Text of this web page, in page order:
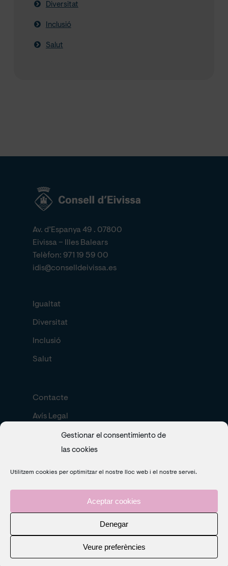
Gestionar el consentimiento de
las cookies
Utilitzem cookies per optimitzar el nostre lloc web i el nostre servei.
Aceptar cookies
Denegar
Veure preferències
Diversitat
Inclusió
Salut
Av. d’Espanya 49 . 07800
Eivissa – Illes Balears
Telèfon: 971 19 59 00
idis@conselldeivissa.es
Igualtat
Diversitat
Inclusió
Salut
Contacte
Avís Legal
Política de cookies
Search